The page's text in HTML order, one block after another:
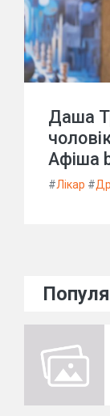
Даша
Афіша
#Лікар #